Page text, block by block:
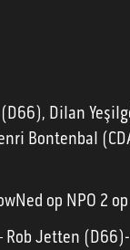
Dilan
Bontenbal
op NPO 2
Jetten